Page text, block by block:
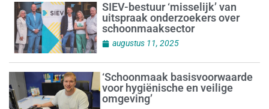
SIEV-bestuur ‘misselijk’ van
uitspraak onderzoekers over
schoonmaaksector
augustus 11, 2025
‘Schoonmaak basisvoorwaarde
voor hygiënische en veilige
omgeving’